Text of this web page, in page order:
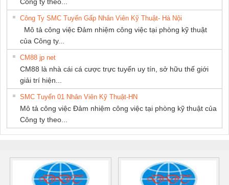
Công Ty SMC Tuyển Gấp Nhân Viên Kỹ Thuật- Hà Nội
Mô tả công việc Đảm nhiệm công việc tại phòng kỹ thuật
của Công ty...
CM88 jp net
CM88 là nhà cái cá cược trực tuyến uy tín, sở hữu thế giới
giải trí hiện...
SMC Tuyển 01 Nhân Viên Kỹ Thuật-HN
Mô tả công việc Đảm nhiệm công việc tại phòng kỹ thuật của
Công ty theo...